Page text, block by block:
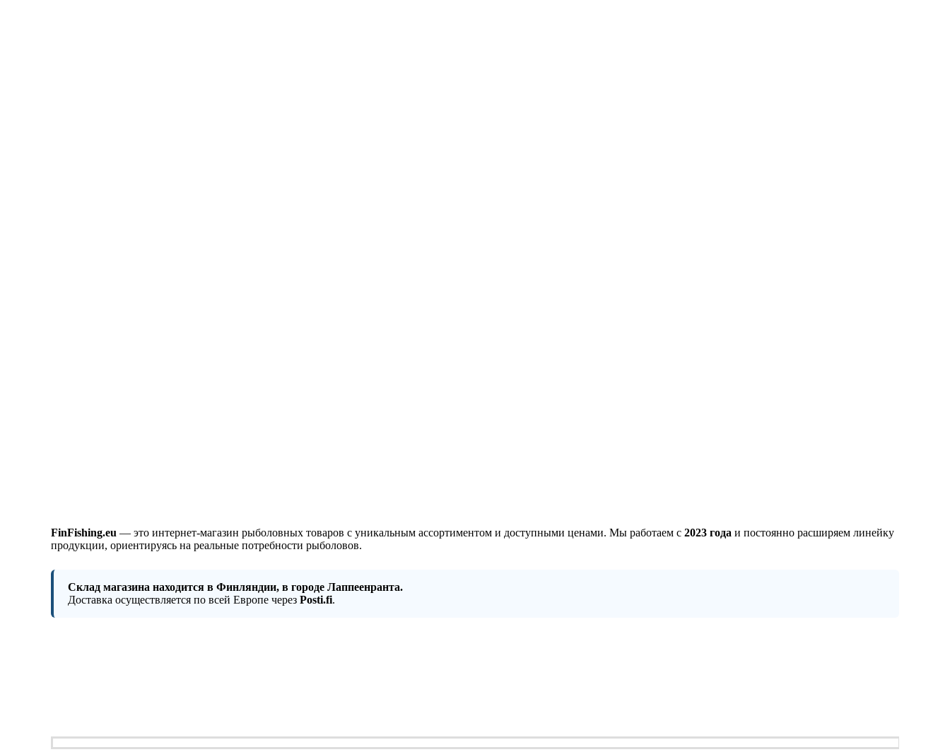
FinFishing.eu — это интернет‑магазин рыболовных товаров с уникальным ассортиментом и доступными ценами. Мы работаем с 2023 года и постоянно расширяем линейку
продукции, ориентируясь на реальные потребности рыболовов.
Склад магазина находится в Финляндии, в городе Лаппеенранта.
Доставка осуществляется по всей Европе через Posti.fi.